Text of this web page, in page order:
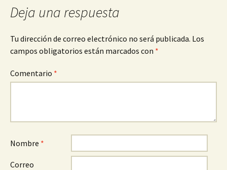
Deja una respuesta
Tu dirección de correo electrónico no será publicada. Los
campos obligatorios están marcados con *
Comentario *
Nombre *
Correo